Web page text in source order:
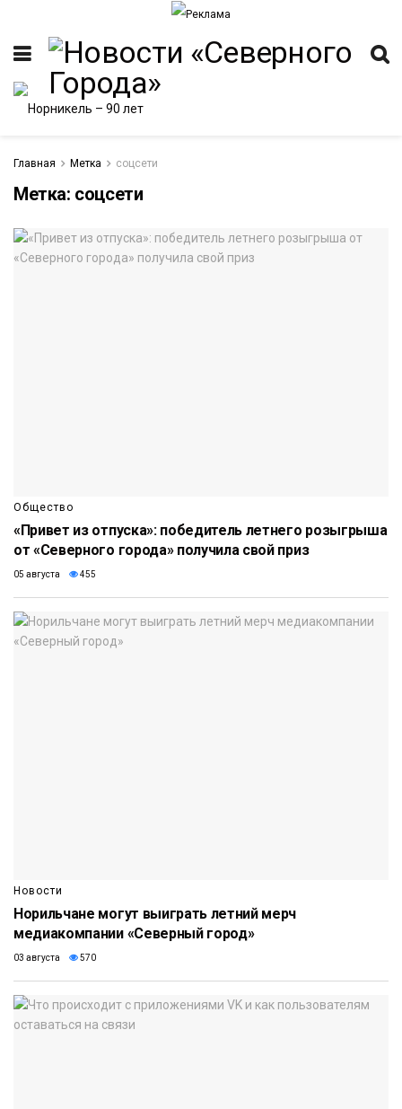
Главная Метка соцсети
Метка: соцсети
Общество
«Привет из отпуска»: победитель летнего розыгрыша
от «Северного города» получила свой приз
05 августа 455
Новости
Норильчане могут выиграть летний мерч
медиакомпании «Северный город»
03 августа 570